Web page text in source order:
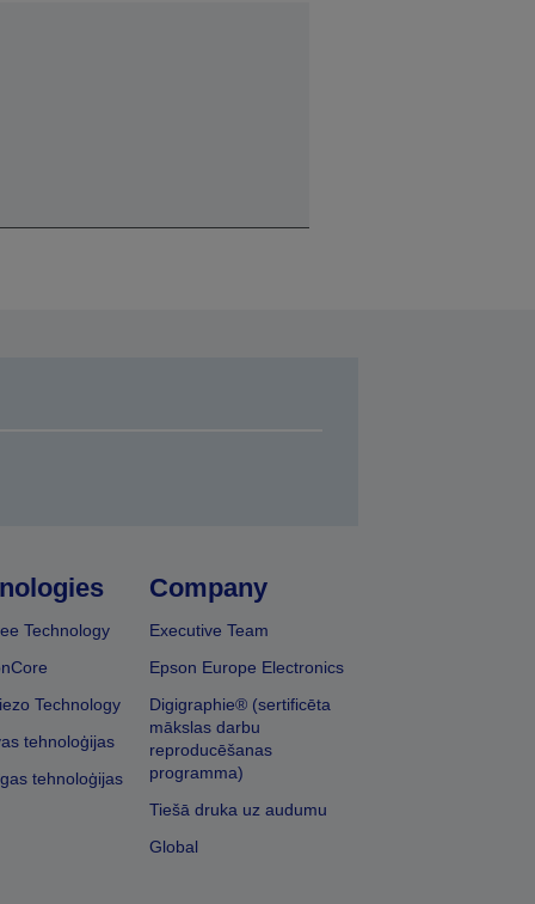
Technology
Technology
tehnoloģijas
tehnoloģijas
Company
Executive Team
Epson Europe Electronics
Digigraphie® (sertificēta
mākslas darbu
reproducēšanas
programma)
Tiešā druka uz audumu
Global